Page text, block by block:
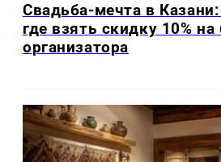
Свадьба-мечта в
где взять скидку 10% на
организатора